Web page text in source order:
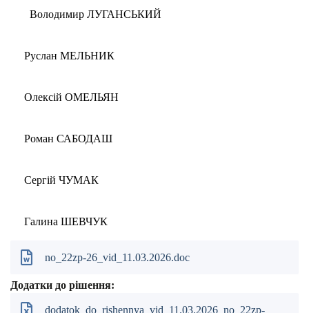
Володимир ЛУГАНСЬКИЙ
Руслан МЕЛЬНИК
Олексій ОМЕЛЬЯН
Роман САБОДАШ
Сергій ЧУМАК
Галина ШЕВЧУК
no_22zp-26_vid_11.03.2026.doc
Додатки до рішення:
dodatok_do_rishennya_vid_11.03.2026_no_22zp-